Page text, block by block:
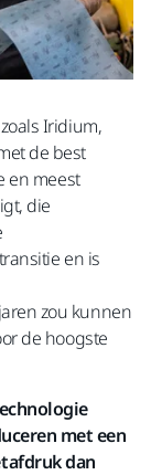
Iridium,
de best
en meest
die
en is
zou kunnen
de hoogste
met een
dan